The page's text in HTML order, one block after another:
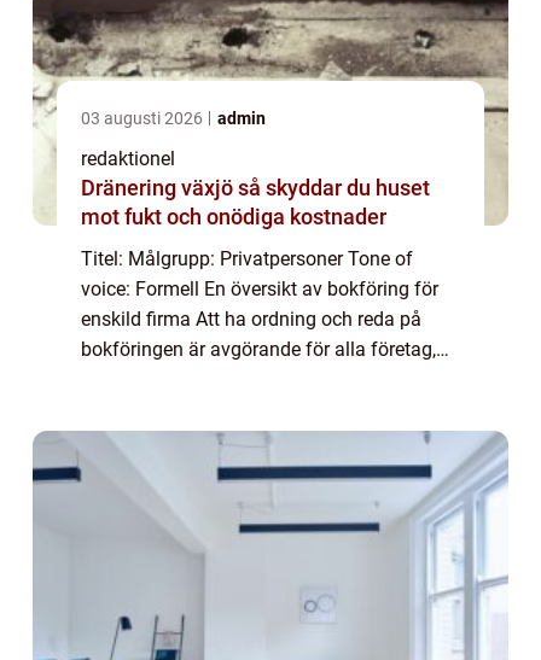
03 augusti 2026 admin
redaktionel
Dränering växjö så skyddar du huset
mot fukt och onödiga kostnader
Titel: Målgrupp: Privatpersoner Tone of
voice: Formell En översikt av bokföring för
enskild firma Att ha ordning och reda på
bokföringen är avgörande för alla företag,